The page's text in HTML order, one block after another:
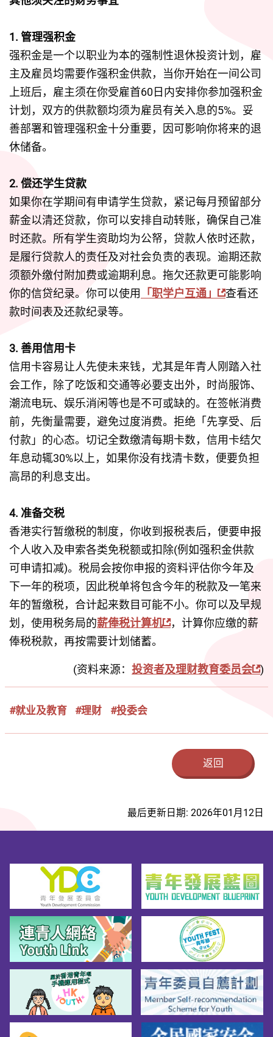
1. 管理强积金
强积金是一个以职业为本的强制性退休投资计划，雇
主及雇员均需要作强积金供款，当你开始在一间公司
上班后，雇主须在你受雇首60日内安排你参加强积金
计划，双方的供款额均须为雇员有关入息的5%。妥
善部署和管理强积金十分重要，因可影响你将来的退
休储备。
2. 偿还学生贷款
如果你在学期间有申请学生贷款，紧记每月预留部分
薪金以清还贷款，你可以安排自动转账，确保自己准
时还款。所有学生资助均为公帑，贷款人依时还款，
是履行贷款人的责任及对社会负责的表现。逾期还款
须额外缴付附加费或逾期利息。拖欠还款更可能影响
你的信贷纪录。你可以使用 「职学户互通」
查看还
款时间表及还款纪录等。
3. 善用信用卡
信用卡容易让人先使未来钱，尤其是年青人刚踏入社
会工作，除了吃饭和交通等必要支出外，时尚服饰、
潮流电玩、娱乐消闲等也是不可或缺的。在签帐消费
前，先衡量需要，避免过度消费。拒绝「先享受、后
付款」的心态。切记全数缴清每期卡数，信用卡结欠
年息动辄30%以上，如果你没有找清卡数，便要负担
高昂的利息支出。
4. 准备交税
香港实行暂缴税的制度，你收到报税表后，便要申报
个人收入及申索各类免税额或扣除(例如强积金供款
可申请扣减)。税局会按你申报的资料评估你今年及
下一年的税项，因此税单将包含今年的税款及一笔来
年的暂缴税，合计起来数目可能不小。你可以及早规
划，使用税务局的薪俸税计算机 ，计算你应缴的薪
俸税税款，再按需要计划储蓄。
(资料来源： 投资者及理财教育委员会 )
#就业及教育 #理财 #投委会
返回
最后更新日期: 2026年01月12日